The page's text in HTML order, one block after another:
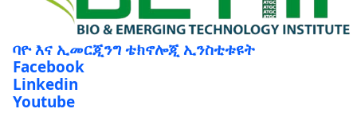
ባዮ እና ኢመርጂንግ ቴክኖሎጂ ኢንስቲቱዩት
Facebook
Linkedin
Youtube